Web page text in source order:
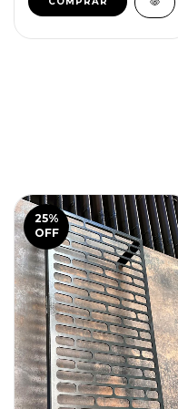
25%
OFF